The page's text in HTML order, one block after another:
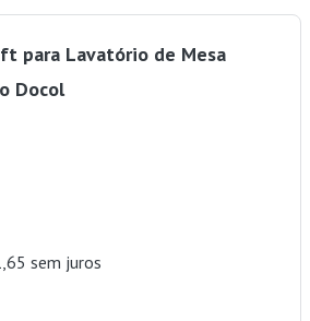
para Lavatório de Mesa
Docol
sem juros